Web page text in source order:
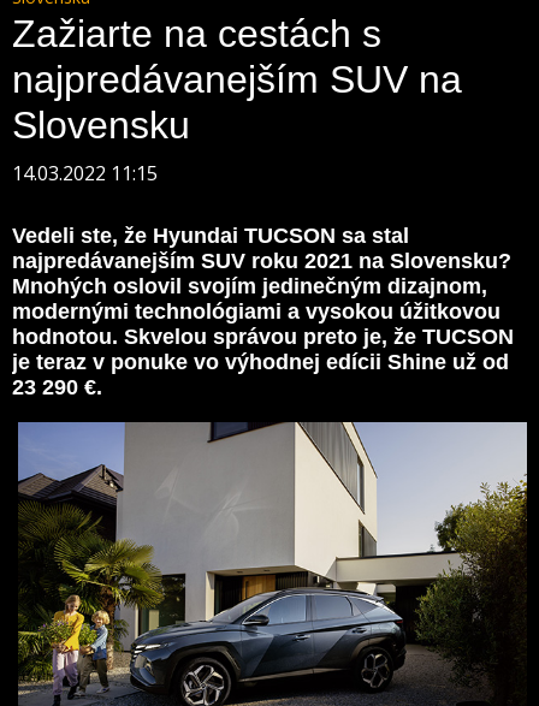
Zažiarte na cestách s
najpredávanejším SUV na
Slovensku
14.03.2022 11:15
Vedeli ste, že Hyundai TUCSON sa stal
najpredávanejším SUV roku 2021 na Slovensku?
Mnohých oslovil svojím jedinečným dizajnom,
modernými technológiami a vysokou úžitkovou
hodnotou. Skvelou správou preto je, že TUCSON
je teraz v ponuke vo výhodnej edícii Shine už od
23 290 €.